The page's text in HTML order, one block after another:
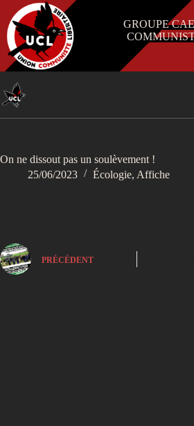
Passer
contenu
GROUPE
On ne dissout pas un soulèvement !
25/06/2023
Écologie, Affiche
PRÉCÉDENT